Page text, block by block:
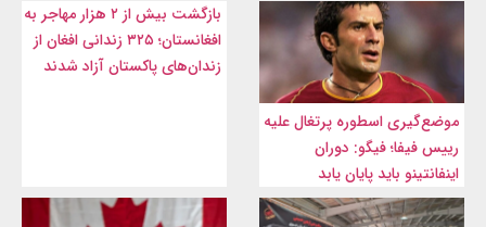
موضع‌گیری اسطوره پرتغال علیه
رییس فیفا؛ فیگو: دوران
اینفانتینو باید پایان یابد
بازگشت بیش از ۲ هزار مهاجر به
افغانستان؛ ۳۲۵ زندانی افغان از
زندان‌های پاکستان آزاد شدند